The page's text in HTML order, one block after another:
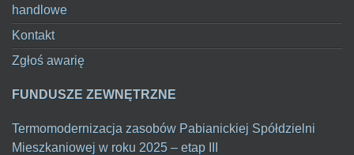
handlowe
Kontakt
Zgłoś awarię
FUNDUSZE ZEWNĘTRZNE
Termomodernizacja zasobów Pabianickiej Spółdzielni
Mieszkaniowej w roku 2025 – etap III